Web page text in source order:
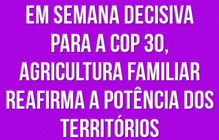
Em semana decisiva
para a COP 30,
Agricultura Familiar
reafirma a potência dos
territórios